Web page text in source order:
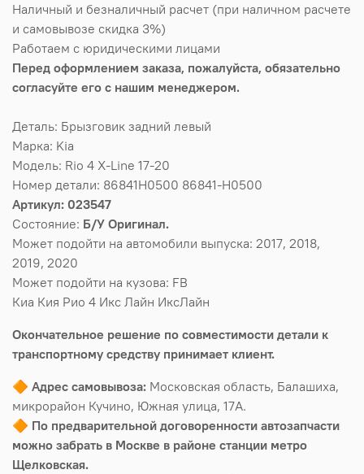
Наличный и безналичный расчет (при наличном расчете
и самовывозе скидка 3%)
Работаем с юридическими лицами
Перед оформлением заказа, пожалуйста, обязательно
согласуйте его с нашим менеджером.
Деталь: Брызговик задний левый
Марка: Kia
Модель: Rio 4 X-Line 17-20
Номер детали: 86841H0500 86841-H0500
Артикул: 023547
Состояние: Б/У Оригинал.
Может подойти на автомобили выпуска: 2017, 2018,
2019, 2020
Может подойти на кузова: FB
Киа Кия Рио 4 Икс Лайн ИксЛайн
Окончательное решение по совместимости детали к
транспортному средству принимает клиент.
🔶 Адрес самовывоза: Московская область, Балашиха,
микрорайон Кучино, Южная улица, 17А.
🔶 По предварительной договоренности автозапчасти
можно забрать в Москве в районе станции метро
Щелковская.